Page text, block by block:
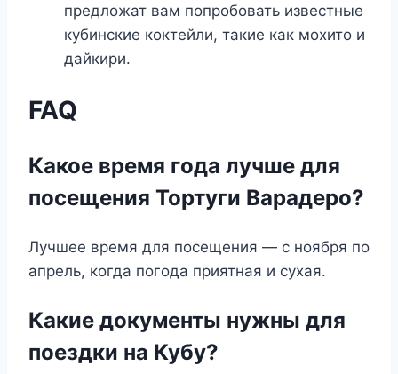
предложат вам попробовать известные
кубинские коктейли, такие как мохито и
дайкири.
FAQ
Какое время года лучше для
посещения Тортуги Варадеро?
Лучшее время для посещения — с ноября по
апрель, когда погода приятная и сухая.
Какие документы нужны для
поездки на Кубу?